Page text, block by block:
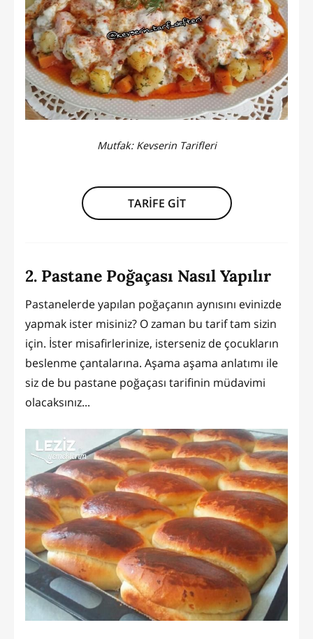
Mutfak: Kevserin Tarifleri
TARİFE GİT
2. Pastane Poğaçası Nasıl Yapılır
Pastanelerde yapılan poğaçanın aynısını evinizde
yapmak ister misiniz? O zaman bu tarif tam sizin
için. İster misafirlerinize, isterseniz de çocukların
beslenme çantalarına. Aşama aşama anlatımı ile
siz de bu pastane poğaçası tarifinin müdavimi
olacaksınız...